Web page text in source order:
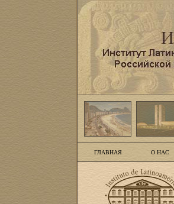
ГЛАВНАЯ О НАС